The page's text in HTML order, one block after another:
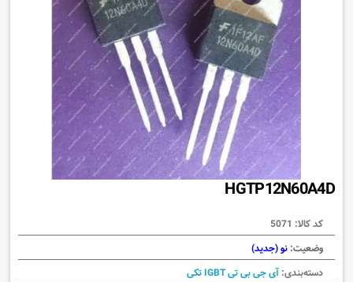
HGTP12N60A4D
کد کالا: 5071
وضعیت: نو (جدید)
دسته‌بندی: آی جی بی تی IGBT تکی